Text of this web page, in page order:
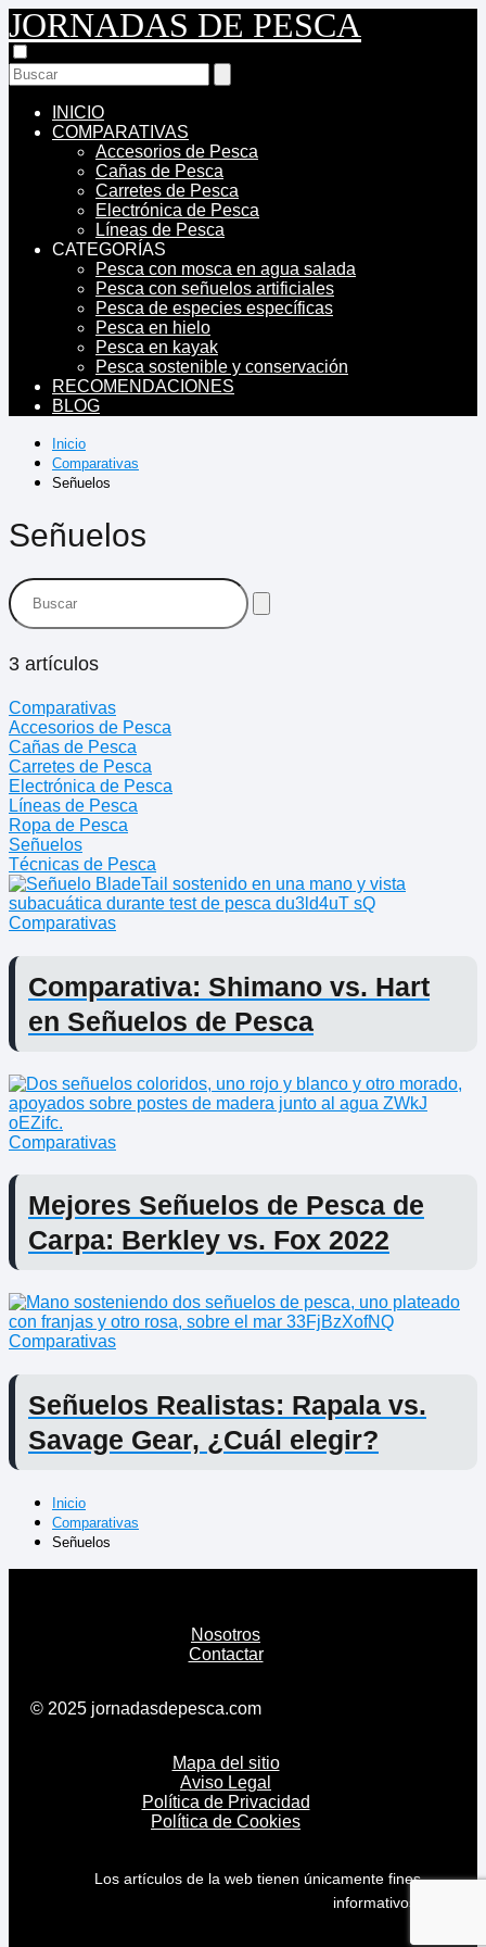
JORNADAS DE PESCA
INICIO
COMPARATIVAS
Accesorios de Pesca
Cañas de Pesca
Carretes de Pesca
Electrónica de Pesca
Líneas de Pesca
CATEGORÍAS
Pesca con mosca en agua salada
Pesca con señuelos artificiales
Pesca de especies específicas
Pesca en hielo
Pesca en kayak
Pesca sostenible y conservación
RECOMENDACIONES
BLOG
Inicio
Comparativas
Señuelos
Señuelos
3 artículos
Comparativas
Accesorios de Pesca
Cañas de Pesca
Carretes de Pesca
Electrónica de Pesca
Líneas de Pesca
Ropa de Pesca
Señuelos
Técnicas de Pesca
Comparativas
Comparativa: Shimano vs. Hart
en Señuelos de Pesca
Comparativas
Mejores Señuelos de Pesca de
Carpa: Berkley vs. Fox 2022
Comparativas
Señuelos Realistas: Rapala vs.
Savage Gear, ¿Cuál elegir?
Inicio
Comparativas
Señuelos
Nosotros
Contactar
© 2025 jornadasdepesca.com
Mapa del sitio
Aviso Legal
Política de Privacidad
Política de Cookies
Los artículos de la web tienen únicamente fines
informativos.